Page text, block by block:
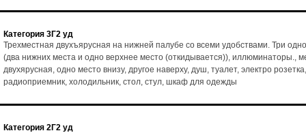
Категория 3Г2 уд
Трехместная двухъярусная на нижней палубе со всеми удобствами. Три
(два нижних места и одно верхнее место (откидывается)), иллюминаторы.,
двухярусная, одно место внизу, другое наверху, душ, туалет, электро розетка,
радиоприемник, холодильник, стол, стул, шкаф для одежды
Категория 2Г2 уд